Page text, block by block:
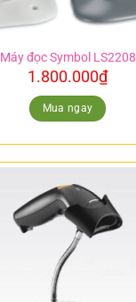
Máy đọc Symbol LS2208
1.800.000₫
Mua ngay